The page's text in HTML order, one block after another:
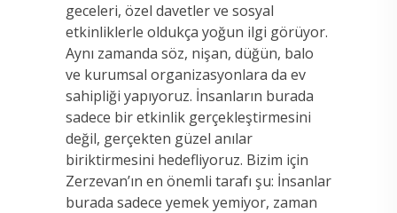
geceleri, özel davetler ve sosyal
etkinliklerle oldukça yoğun ilgi görüyor.
Aynı zamanda söz, nişan, düğün, balo
ve kurumsal organizasyonlara da ev
sahipliği yapıyoruz. İnsanların burada
sadece bir etkinlik gerçekleştirmesini
değil, gerçekten güzel anılar
biriktirmesini hedefliyoruz. Bizim için
Zerzevan’ın en önemli tarafı şu: İnsanlar
burada sadece yemek yemiyor, zaman